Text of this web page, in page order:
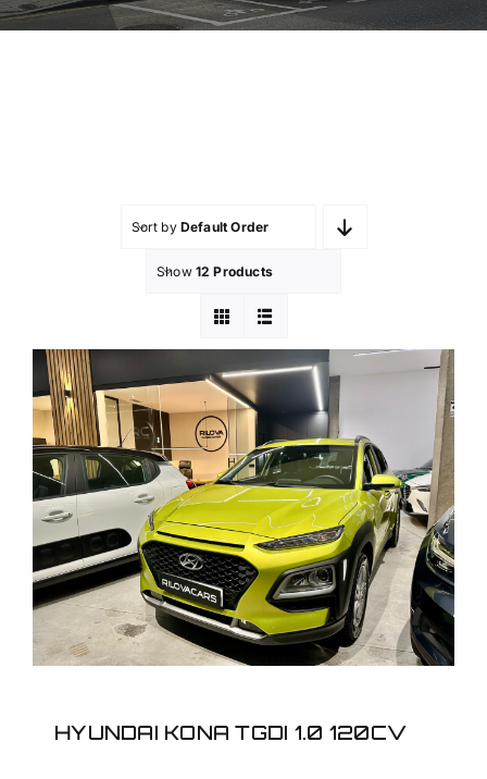
Sort by Default Order
Show 12 Products
HYUNDAI KONA TGDI 1.0
120CV
HYUNDAI KONA TGDI 1.0 120CV